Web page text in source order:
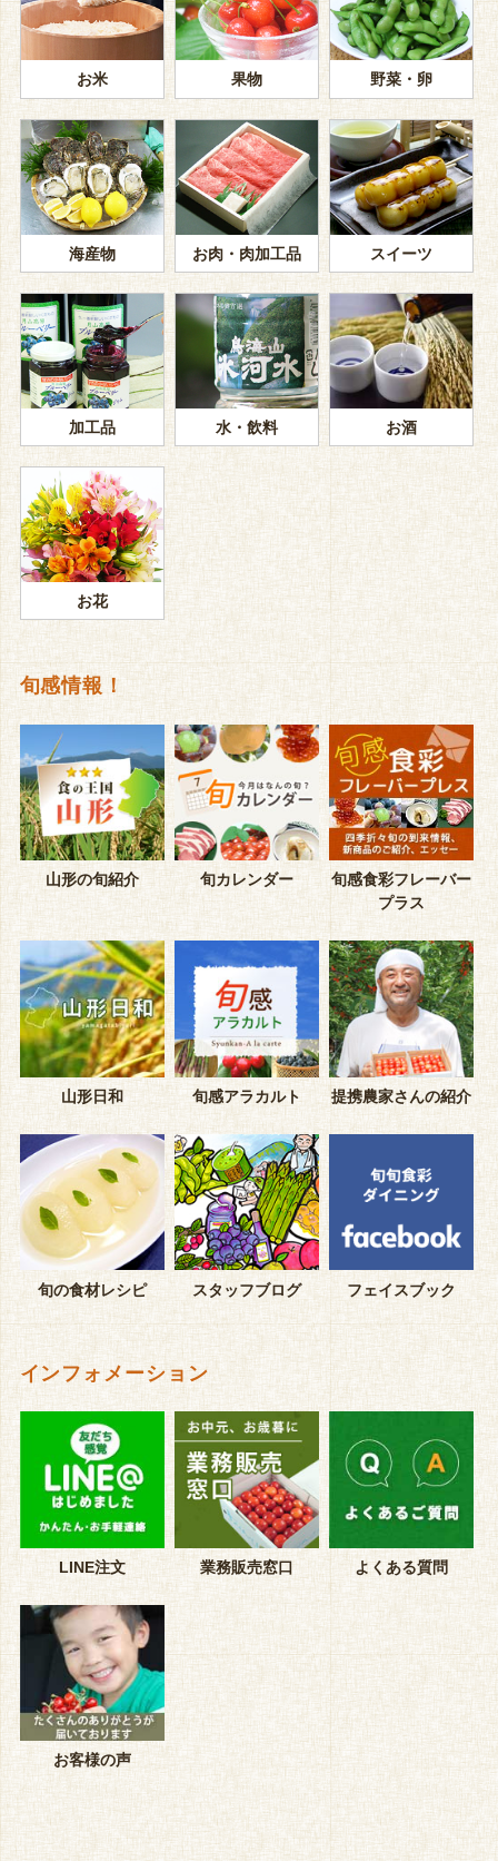
お米 果物 野菜・卵
海産物 お肉・肉加工品 スイーツ
加工品 水・飲料 お酒
お花
旬感情報！
山形の旬紹介 旬カレンダー
旬感食彩フレーバー
プラス
山形日和 旬感アラカルト 提携農家さんの紹介
旬の食材レシピ スタッフブログ フェイスブック
インフォメーション
LINE注文 業務販売窓口 よくある質問
お客様の声